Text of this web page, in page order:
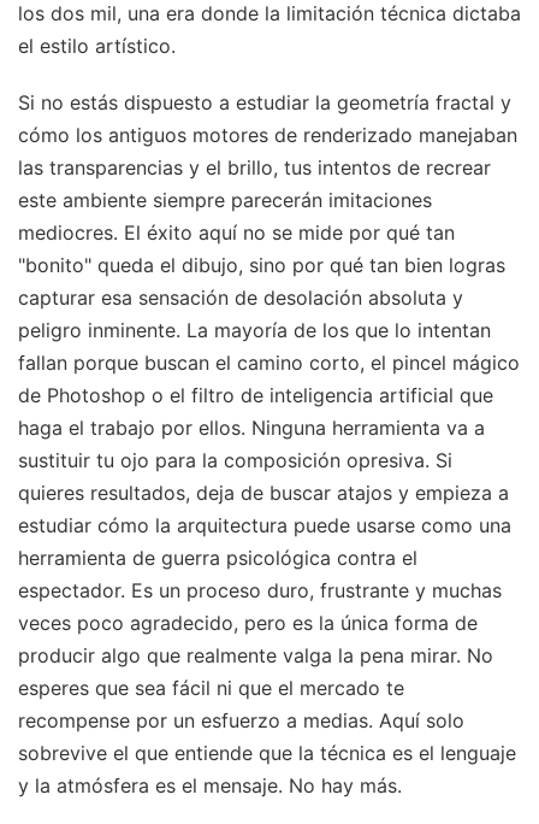
los dos mil, una era donde la limitación técnica dictaba
el estilo artístico.
Si no estás dispuesto a estudiar la geometría fractal y
cómo los antiguos motores de renderizado manejaban
las transparencias y el brillo, tus intentos de recrear
este ambiente siempre parecerán imitaciones
mediocres. El éxito aquí no se mide por qué tan
"bonito" queda el dibujo, sino por qué tan bien logras
capturar esa sensación de desolación absoluta y
peligro inminente. La mayoría de los que lo intentan
fallan porque buscan el camino corto, el pincel mágico
de Photoshop o el filtro de inteligencia artificial que
haga el trabajo por ellos. Ninguna herramienta va a
sustituir tu ojo para la composición opresiva. Si
quieres resultados, deja de buscar atajos y empieza a
estudiar cómo la arquitectura puede usarse como una
herramienta de guerra psicológica contra el
espectador. Es un proceso duro, frustrante y muchas
veces poco agradecido, pero es la única forma de
producir algo que realmente valga la pena mirar. No
esperes que sea fácil ni que el mercado te
recompense por un esfuerzo a medias. Aquí solo
sobrevive el que entiende que la técnica es el lenguaje
y la atmósfera es el mensaje. No hay más.